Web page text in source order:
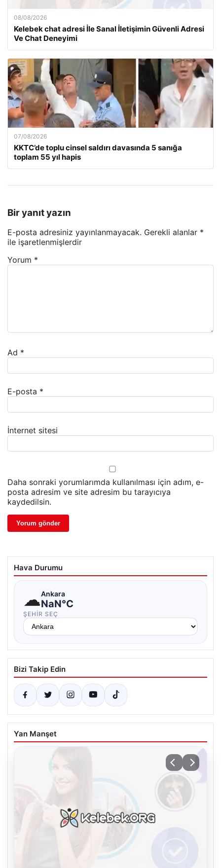
08/08/2026
Kelebek chat adresi İle Sanal İletişimin Güvenli Adresi
Ve Chat Deneyimi
07/08/2026
KKTC’de toplu cinsel saldırı davasında 5 sanığa
toplam 55 yıl hapis
Bir yanıt yazın
E-posta adresiniz yayınlanmayacak. Gerekli alanlar *
ile işaretlenmişlerdir
Yorum *
Ad *
E-posta *
İnternet sitesi
Daha sonraki yorumlarımda kullanılması için adım, e-
posta adresim ve site adresim bu tarayıcıya
kaydedilsin.
Hava Durumu
☁Ankara
NaN°C
ŞEHIR SEÇ
Bizi Takip Edin
Yan Manşet